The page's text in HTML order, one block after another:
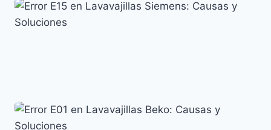
Error E15 en Lavavajillas Siemens: Causas y
Soluciones